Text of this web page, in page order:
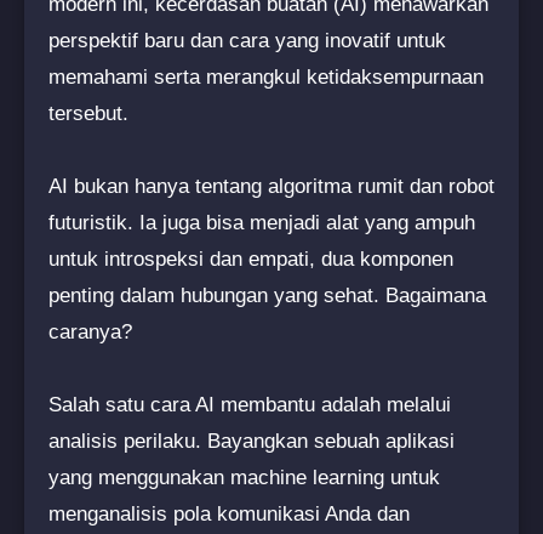
perspektif baru dan cara yang inovatif untuk
memahami serta merangkul ketidaksempurnaan
tersebut.
AI bukan hanya tentang algoritma rumit dan robot
futuristik. Ia juga bisa menjadi alat yang ampuh
untuk introspeksi dan empati, dua komponen
penting dalam hubungan yang sehat. Bagaimana
caranya?
Salah satu cara AI membantu adalah melalui
analisis perilaku. Bayangkan sebuah aplikasi
yang menggunakan machine learning untuk
menganalisis pola komunikasi Anda dan